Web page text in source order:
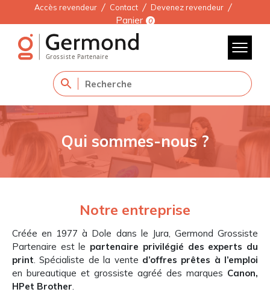
Accès revendeur Contact Devenez revendeur
Panier 0
Qui sommes-nous ?
Notre entreprise
Créée en 1977 à Dole dans le Jura, Germond Grossiste
Partenaire est le partenaire privilégié des experts du
print. Spécialiste de la vente d’offres prêtes à l’emploi
en bureautique et grossiste agréé des marques Canon,
HPet Brother.